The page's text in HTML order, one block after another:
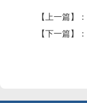
【上一篇】：
【下一篇】：